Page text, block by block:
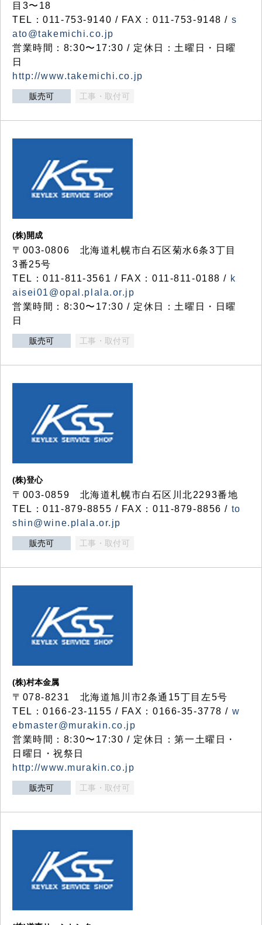
目3〜18
TEL：011-753-9140 / FAX：011-753-9148 / s
ato@takemichi.co.jp
営業時間：8:30〜17:30 / 定休日：土曜日・日曜
日
http://www.takemichi.co.jp
販売可 工事・取付可
(株)開成
〒003-0806 北海道札幌市白石区菊水6条3丁目
3番25号
TEL：011-811-3561 / FAX：011-811-0188 / k
aisei01@opal.plala.or.jp
営業時間：8:30〜17:30 / 定休日：土曜日・日曜
日
販売可 工事・取付可
(株)登心
〒003-0859 北海道札幌市白石区川北2293番地
TEL：011-879-8855 / FAX：011-879-8856 / to
shin@wine.plala.or.jp
販売可 工事・取付可
(株)村本金属
〒078-8231 北海道旭川市2条通15丁目左5号
TEL：0166-23-1155 / FAX：0166-35-3778 / w
ebmaster@murakin.co.jp
営業時間：8:30〜17:30 / 定休日：第一土曜日・
日曜日・祝祭日
http://www.murakin.co.jp
販売可 工事・取付可